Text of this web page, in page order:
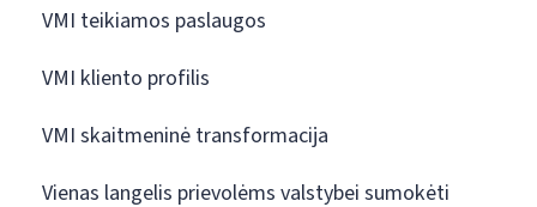
VMI teikiamos paslaugos
VMI kliento profilis
VMI skaitmeninė transformacija
Vienas langelis prievolėms valstybei sumokėti